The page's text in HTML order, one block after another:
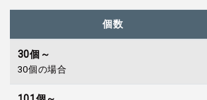
個数
30個～
30個の場合